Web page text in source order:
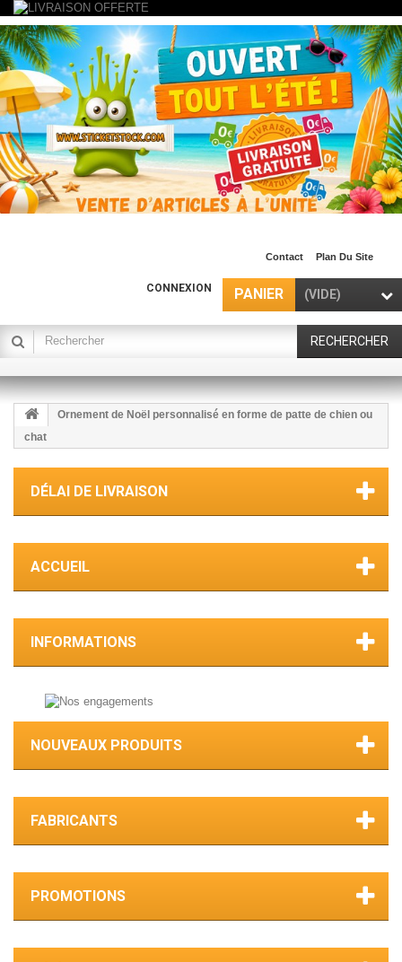
Contact Plan Du Site
PANIER (VIDE)
CONNEXION
RECHERCHER
Ornement de Noël personnalisé en forme de patte de chien ou
chat
DÉLAI DE LIVRAISON
ACCUEIL
INFORMATIONS
NOUVEAUX PRODUITS
FABRICANTS
PROMOTIONS